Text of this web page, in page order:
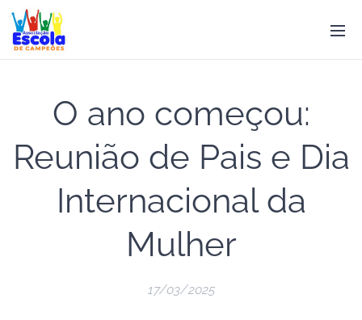
O ano começou:
Reunião de Pais e Dia
Internacional da
Mulher
17/03/2025